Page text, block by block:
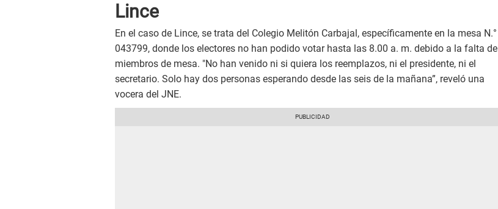
Lince
En el caso de Lince, se trata del Colegio Melitón Carbajal, específicamente en la mesa N.°
043799, donde los electores no han podido votar hasta las 8.00 a. m. debido a la falta de
miembros de mesa. "No han venido ni si quiera los reemplazos, ni el presidente, ni el
secretario. Solo hay dos personas esperando desde las seis de la mañana”, reveló una
vocera del JNE.